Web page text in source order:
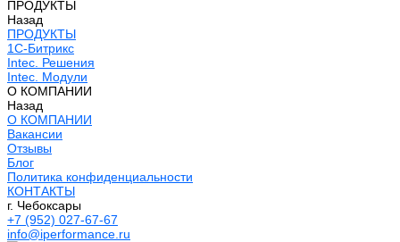
ПРОДУКТЫ
Назад
ПРОДУКТЫ
1С-Битрикс
Intec. Решения
Intec. Модули
О КОМПАНИИ
Назад
О КОМПАНИИ
Вакансии
Отзывы
Блог
Политика конфиденциальности
КОНТАКТЫ
г. Чебоксары
+7 (952) 027-67-67
info@iperformance.ru